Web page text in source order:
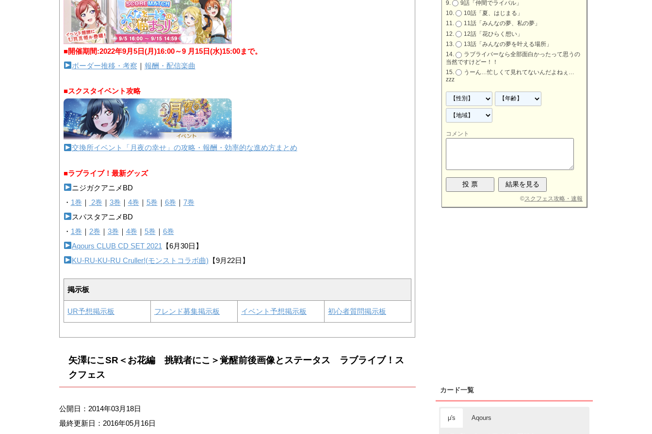
■開催期間:2022年9月5日(月)16:00～9 月15日(水)15:00まで。
ボーダー推移・考察 ｜ 報酬・配信楽曲
■スクスタイベント攻略
交換所イベント「月夜の幸せ」の攻略・報酬・効率的な進め方まとめ
■ラブライブ！最新グッズ
ニジガクアニメBD
・ 1巻 ｜ 2巻 ｜ 3巻 ｜ 4巻 ｜ 5巻 ｜ 6巻 ｜ 7巻
スパスタアニメBD
・ 1巻 ｜ 2巻 ｜ 3巻 ｜ 4巻 ｜ 5巻 ｜ 6巻
Aqours CLUB CD SET 2021 【6月30日】
KU-RU-KU-RU Cruller!(モンストコラボ曲) 【9月22日】
掲示板
UR予想掲示板 フレンド募集掲示板 イベント予想掲示板 初心者質問掲示板
矢澤にこSR＜お花編 挑戦者にこ＞覚醒前後画像とステータス ラブライブ！ス
クフェス
公開日：2014年03月18日
最終更新日： 2016年05月16日
9話「仲間でライバル」
10話「夏、はじまる」
11話「みんなの夢、私の夢」
12話「花ひらく想い」
13話「みんなの夢を叶える場所」
ラブライバーなら全部面白かったって思うの
当然ですけどー！！
うーん…忙しくて見れてないんだよねぇ…
zzz
コメント
©スクフェス攻略・速報
カード一覧
μ's Aqours